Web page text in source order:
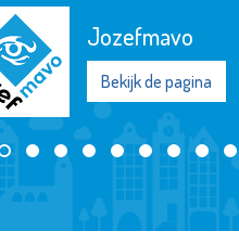
Jozefmavo
Bekijk de pagina